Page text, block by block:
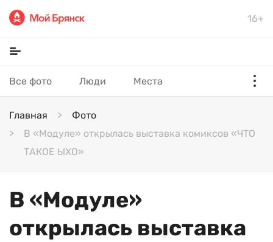
16+
Все фото Люди Места
Главная
Фото
В «Модуле» открылась выставка комиксов «ЧТО
ТАКОЕ ЫХО»
В «Модуле»
открылась выставка